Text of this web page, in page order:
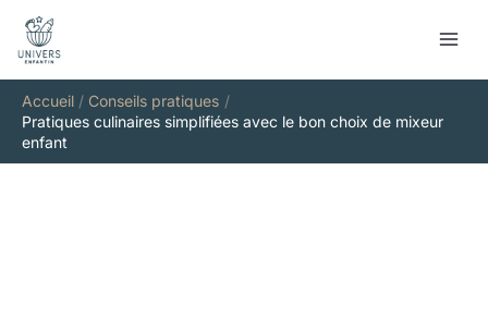
contenu
Accueil
Conseils pratiques
Pratiques culinaires simplifiées avec le bon choix de mixeur
enfant
Rechercher